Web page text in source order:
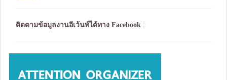
ติดตามข้อมูลงานอีเว้นท์ได้ทาง Facebook :